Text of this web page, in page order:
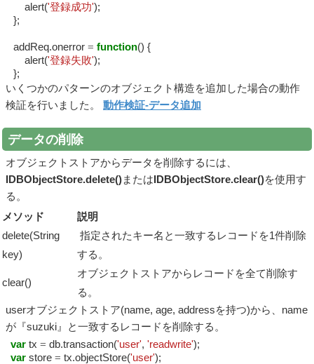
alert('登録成功');
};
addReq.onerror = function() {
alert('登録失敗');
};
いくつかのパターンのオブジェクト構造を追加した場合の動作
検証を行いました。 動作検証-データ追加
データの削除
オブジェクトストアからデータを削除するには、
IDBObjectStore.delete()またはIDBObjectStore.clear()を使用す
る。
メソッド
説明
delete(String
key)
指定されたキー名と一致するレコードを1件削除
する。
clear()
オブジェクトストアからレコードを全て削除す
る。
userオブジェクトストア(name, age, addressを持つ)から、name
が『suzuki』と一致するレコードを削除する。
var tx = db.transaction('user', 'readwrite');
var store = tx.objectStore('user');